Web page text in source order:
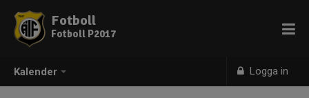
Kalender Logga in
Fotboll
Fotboll P2017